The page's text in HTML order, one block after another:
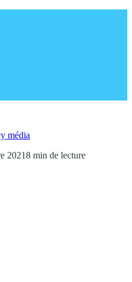
média
20218 min de lecture